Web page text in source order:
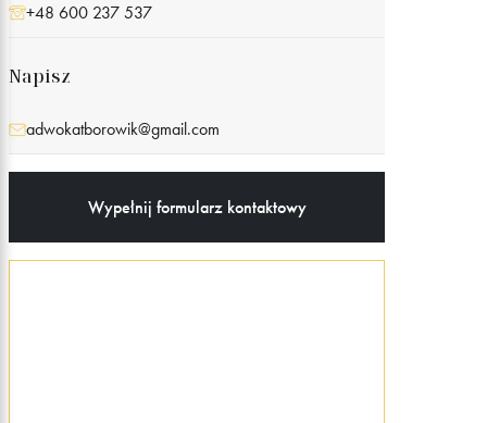
+48 600 237 537
Napisz
adwokatborowik@gmail.com
Wypełnij formularz kontaktowy